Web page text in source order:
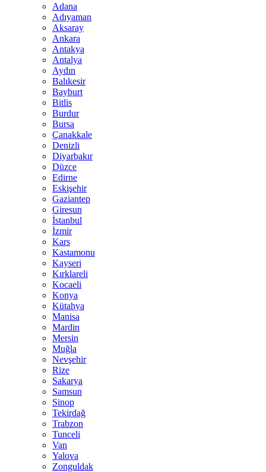
Adana
Adıyaman
Aksaray
Ankara
Antakya
Antalya
Aydın
Balıkesir
Bayburt
Bitlis
Burdur
Bursa
Çanakkale
Denizli
Diyarbakır
Düzce
Edirne
Eskişehir
Gaziantep
Giresun
İstanbul
İzmir
Kars
Kastamonu
Kayseri
Kırklareli
Kocaeli
Konya
Kütahya
Manisa
Mardin
Mersin
Muğla
Nevşehir
Rize
Sakarya
Samsun
Sinop
Tekirdağ
Trabzon
Tunceli
Van
Yalova
Zonguldak